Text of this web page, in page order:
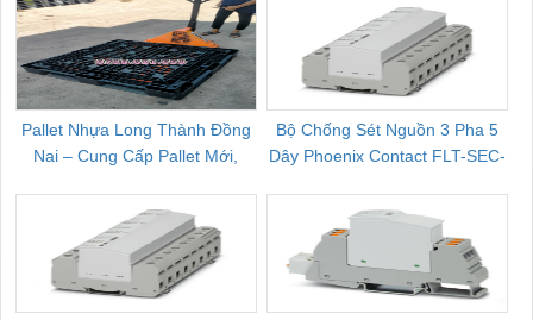
Pallet Nhựa Long Thành Đồng
Nai – Cung Cấp Pallet Mới,
Bộ Chống Sét Nguồn 3 Pha 5
Dây Phoenix Contact FLT-SEC-